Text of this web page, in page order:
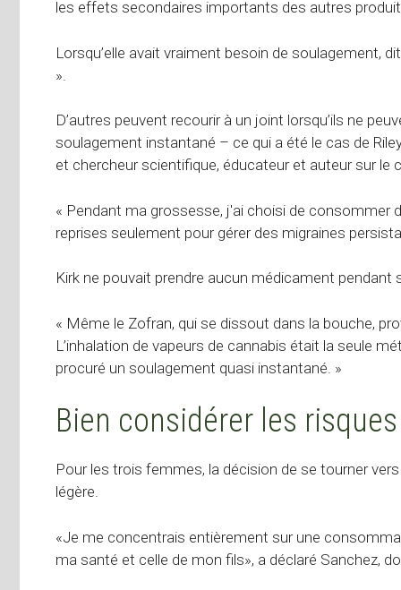
les effets secondaires importants des autres
Lorsqu’elle avait vraiment besoin de soulagement,
».
D’autres peuvent recourir à un joint lorsqu’ils ne
soulagement instantané – ce qui a été le cas de
et chercheur scientifique, éducateur et auteur sur le
« Pendant ma grossesse, j'ai choisi de consommer
reprises seulement pour gérer des migraines
Kirk ne pouvait prendre aucun médicament
« Même le Zofran, qui se dissout dans la bouche,
L’inhalation de vapeurs de cannabis était la seule
procuré un soulagement quasi instantané. »
Bien considérer les risques
Pour les trois femmes, la décision de se tourner
légère.
«Je me concentrais entièrement sur une
ma santé et celle de mon fils», a déclaré Sanchez,